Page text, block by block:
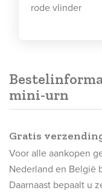
rode vlinder
mini-urn
Gratis
Voor alle aankopen
Nederland en België
Daarnaast bepaalt u